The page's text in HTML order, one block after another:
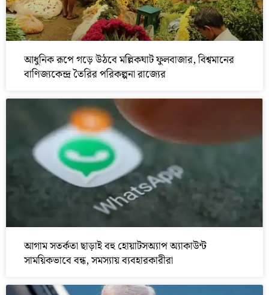
আধুনিক রূপে গড়ে উঠবে মল্লিকঘাট ফুলবাজার, বিশ্বমানের
বাণিজ্যকেন্দ্র তৈরির পরিকল্পনা রাজ্যের
আগাম সতর্কতা ছাড়াই বহু হোয়াটসঅ্যাপ অ্যাকাউন্ট
সাময়িকভাবে বন্ধ, সমস্যায় ব্যবহারকারীরা